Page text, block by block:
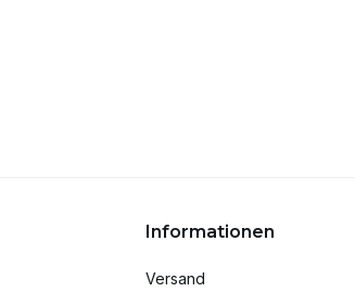
Informationen
Versand